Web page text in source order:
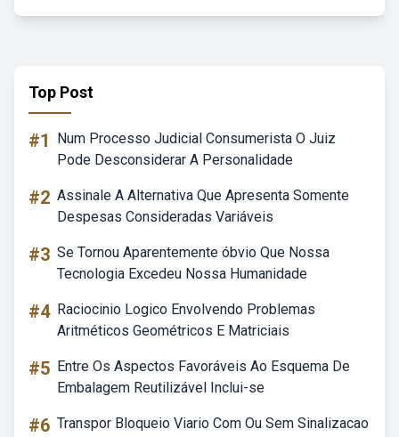
Top Post
#1
Num Processo Judicial Consumerista O Juiz
Pode Desconsiderar A Personalidade
#2 Assinale A Alternativa Que Apresenta Somente
Despesas Consideradas Variáveis
#3 Se Tornou Aparentemente óbvio Que Nossa
Tecnologia Excedeu Nossa Humanidade
#4 Raciocinio Logico Envolvendo Problemas
Aritméticos Geométricos E Matriciais
#5 Entre Os Aspectos Favoráveis Ao Esquema De
Embalagem Reutilizável Inclui-se
#6 Transpor Bloqueio Viario Com Ou Sem Sinalizacao